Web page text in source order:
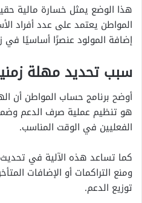
هذا الوضع يمثل خسارة مالية
المواطن يعتمد على عدد أفراد
إضافة المولود عنصرًا أساسيًا في
سبب تحديد مهلة
أوضح برنامج حساب المواطن أن
هو تنظيم عملية صرف الدعم
الفعليين في الوقت المناسب.
كما تساعد هذه الآلية في
ومنع التراكمات أو الإضافات
توزيع الدعم.